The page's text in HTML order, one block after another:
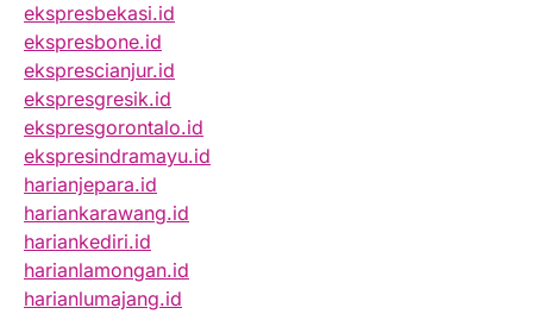
ekspresbekasi.id
ekspresbone.id
eksprescianjur.id
ekspresgresik.id
ekspresgorontalo.id
ekspresindramayu.id
harianjepara.id
hariankarawang.id
hariankediri.id
harianlamongan.id
harianlumajang.id